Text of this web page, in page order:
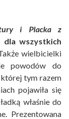
i Placka z
wszystkich
wielbicielki
powodów do
tym razem
pojawiła się
właśnie do
Prezentowana